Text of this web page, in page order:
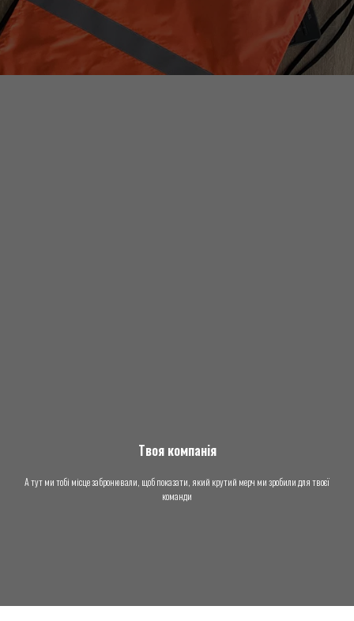
Твоя компанія
А тут ми тобі місце забронювали, щоб показати, який крутий мерч ми зробили для твоєї
команди